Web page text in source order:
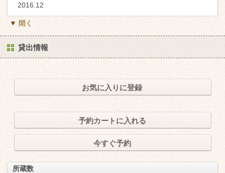
2016.12
▼ 開く
貸出情報
お気に入りに登録
予約カートに入れる
今すぐ予約
所蔵数